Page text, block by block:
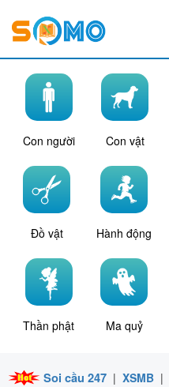
Con người Con vật
Đồ vật Hành động
Thần phật Ma quỷ
Soi cầu 247 | XSMB |